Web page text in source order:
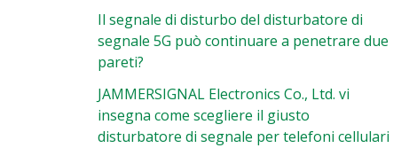
Il segnale di disturbo del disturbatore di
segnale 5G può continuare a penetrare due
pareti?
JAMMERSIGNAL Electronics Co., Ltd. vi
insegna come scegliere il giusto
disturbatore di segnale per telefoni cellulari